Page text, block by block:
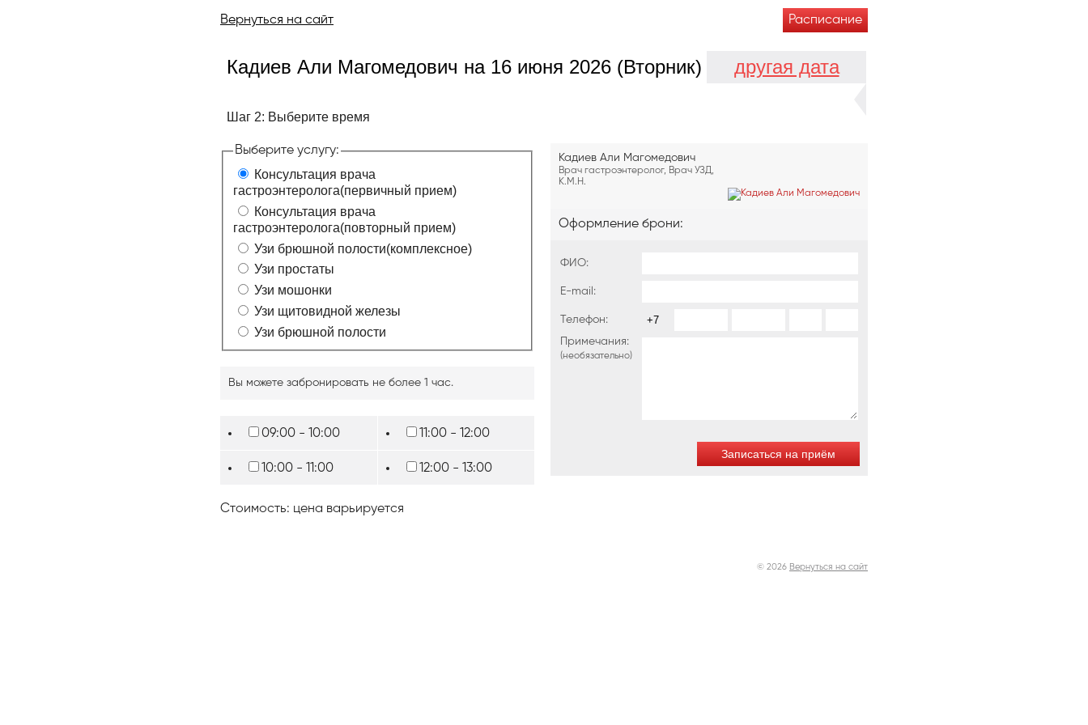
Вернуться на сайт Расписание
Кадиев Али Магомедович на 16 июня 2026 (Вторник) другая дата
Шаг 2: Выберите время
Выберите услугу:
Консультация врача
гастроэнтеролога(первичный прием)
Консультация врача
гастроэнтеролога(повторный прием)
Узи брюшной полости(комплексное)
Узи простаты
Узи мошонки
Узи щитовидной железы
Узи брюшной полости
Вы можете забронировать не более 1 час.
09:00 - 10:00
10:00 - 11:00
11:00 - 12:00
12:00 - 13:00
Стоимость: цена варьируется
Кадиев Али Магомедович
Врач гастроэнтеролог, Врач УЗД,
К.М.Н.
Оформление брони:
ФИО:
E-mail:
Телефон:
Примечания:
(необязательно)
© 2026 Вернуться на сайт